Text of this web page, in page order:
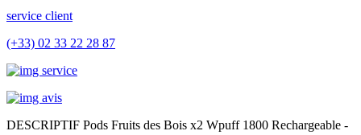
service client
(+33) 02 33 22 28 87
DESCRIPTIF Pods Fruits des Bois x2 Wpuff 1800 Rechargeable -